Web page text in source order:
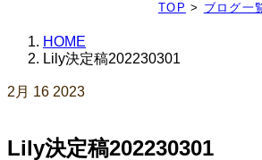
TOP > ブログ一
HOME
Lily決定稿202230301
2月 16 2023
Lily決定稿202230301